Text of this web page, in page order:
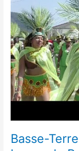
Basse-
Retour
en
images
sur
la
grande
Parade
du
mardi